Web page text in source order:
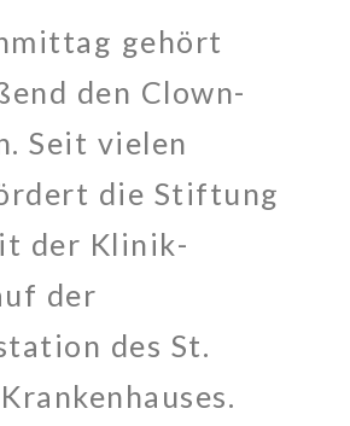
gehört
den Clown-
Seit vielen
die Stiftung
der Klinik-
der
des St.